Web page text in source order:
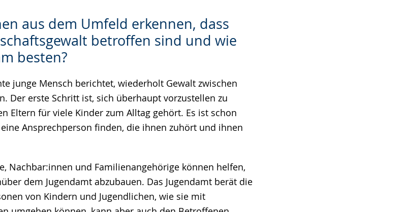
aus dem Umfeld erkennen, dass
betroffen sind und wie
besten?
junge Mensch berichtet, wiederholt Gewalt zwischen
Der erste Schritt ist, sich überhaupt vorzustellen zu
Eltern für viele Kinder zum Alltag gehört. Es ist schon
Ansprechperson finden, die ihnen zuhört und ihnen
Nachbar:innen und Familienangehörige können helfen,
dem Jugendamt abzubauen. Das Jugendamt berät die
von Kindern und Jugendlichen, wie sie mit